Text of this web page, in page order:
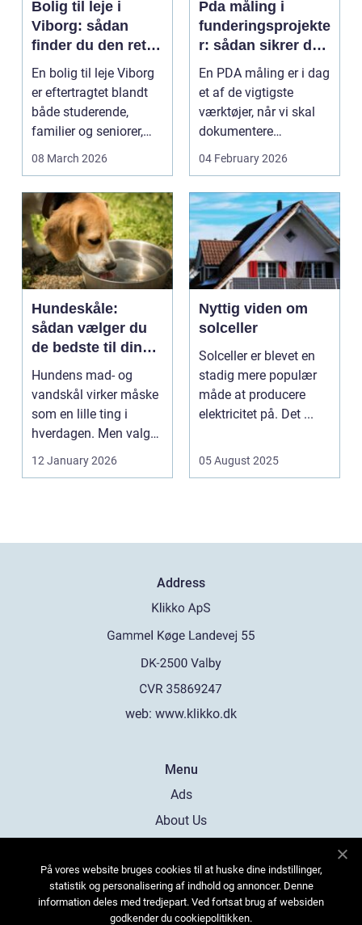
Bolig til leje i
Viborg: sådan
finder du den rette
lejlighed
En bolig til leje Viborg
er eftertragtet blandt
både studerende,
familier og seniorer,
fordi b...
08 March 2026
Pda måling i
funderingsprojekte
r: sådan sikrer du
dokumenteret
bæreevne
En PDA måling er i dag
et af de vigtigste
værktøjer, når vi skal
dokumentere
bæreevnen af pæle til
04 February 2026
Hundeskåle:
sådan vælger du
de bedste til din
hund
Hundens mad- og
vandskål virker måske
som en lille ting i
hverdagen. Men valg
af sk&arin...
12 January 2026
Nyttig viden om
solceller
Solceller er blevet en
stadig mere populær
måde at producere
elektricitet på. Det ...
05 August 2025
Address
web: www.klikko.dk
Menu
Ads
About Us
Contact
Sitemap
På vores website bruges cookies til at huske dine indstillinger,
statistik og personalisering af indhold og annoncer. Denne
information deles med tredjepart. Ved fortsat brug af websiden
godkender du cookiepolitikken.